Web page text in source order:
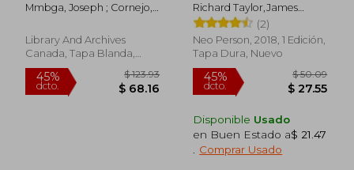
Mmbga, Joseph ; Cornejo,
Library And Archives
Canada, Tapa Blanda,
Nuevo
Richard Taylor,James
Watt,Martin Dickie
(2)
Neo Person, 2018, 1 Edición,
Tapa Dura, Nuevo
Disponible Usado
en Buen Estado a$ 21.47
Comprar Usado